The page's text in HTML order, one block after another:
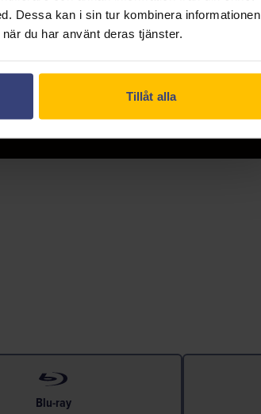
Dessa kan i sin tur kombinera informationen
du har använt deras tjänster.
Tillåt alla
Blu-ray